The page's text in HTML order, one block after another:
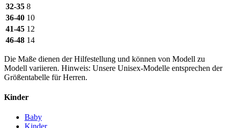
32-35 8
36-40 10
41-45 12
46-48 14
Die Maße dienen der Hilfestellung und können von Modell zu
Modell variieren. Hinweis: Unsere Unisex-Modelle entsprechen der
Größentabelle für Herren.
Kinder
Baby